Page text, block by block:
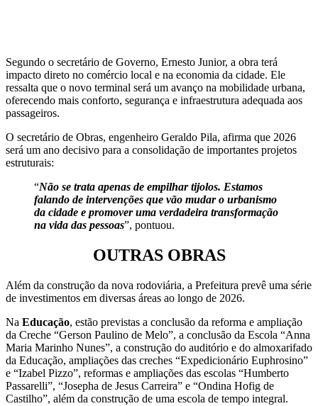
Segundo o secretário de Governo, Ernesto Junior, a obra terá
impacto direto no comércio local e na economia da cidade. Ele
ressalta que o novo terminal será um avanço na mobilidade urbana,
oferecendo mais conforto, segurança e infraestrutura adequada aos
passageiros.
O secretário de Obras, engenheiro Geraldo Pila, afirma que 2026
será um ano decisivo para a consolidação de importantes projetos
estruturais:
“Não se trata apenas de empilhar tijolos. Estamos
falando de intervenções que vão mudar o urbanismo
da cidade e promover uma verdadeira transformação
na vida das pessoas”, pontuou.
OUTRAS OBRAS
Além da construção da nova rodoviária, a Prefeitura prevê uma série
de investimentos em diversas áreas ao longo de 2026.
Na Educação, estão previstas a conclusão da reforma e ampliação
da Creche “Gerson Paulino de Melo”, a conclusão da Escola “Anna
Maria Marinho Nunes”, a construção do auditório e do almoxarifado
da Educação, ampliações das creches “Expedicionário Euphrosino”
e “Izabel Pizzo”, reformas e ampliações das escolas “Humberto
Passarelli”, “Josepha de Jesus Carreira” e “Ondina Hofig de
Castilho”, além da construção de uma escola de tempo integral.